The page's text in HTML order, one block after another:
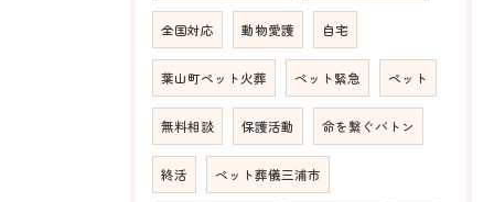
全国対応 動物愛護 自宅
葉山町ペット火葬 ペット緊急 ペット
無料相談 保護活動 命を繋ぐバトン
終活 ペット葬儀三浦市